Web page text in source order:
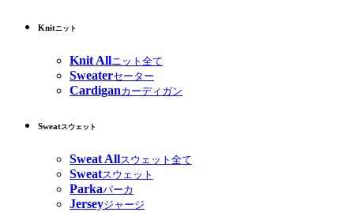
Knitニット
Knit Allニット全て
Sweaterセーター
Cardiganカーディガン
Sweatスウェット
Sweat Allスウェット全て
Sweatスウェット
Parkaパーカ
Jerseyジャージ